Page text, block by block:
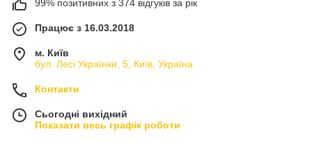
99% позитивних з 374 відгуків за рік
Працює з 16.03.2018
м. Київ
бул. Лесі Українки, 5, Київ, Україна
Контакти
Сьогодні вихідний
Показати весь графік роботи